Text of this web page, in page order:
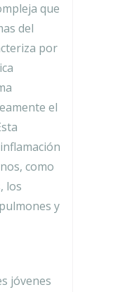
que
del
por
el
como
los
y
jóvenes